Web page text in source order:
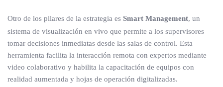
Otro de los pilares de la estrategia es Smart Management, un
sistema de visualización en vivo que permite a los supervisores
tomar decisiones inmediatas desde las salas de control. Esta
herramienta facilita la interacción remota con expertos mediante
video colaborativo y habilita la capacitación de equipos con
realidad aumentada y hojas de operación digitalizadas.